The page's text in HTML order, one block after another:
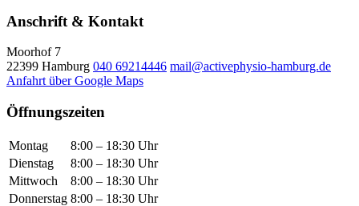
Anschrift & Kontakt
Moorhof 7
22399 Hamburg 040 69214446 mail@activephysio-hamburg.de
Anfahrt über Google Maps
Öffnungszeiten
Montag
8:00 – 18:30 Uhr
Dienstag
8:00 – 18:30 Uhr
Mittwoch
8:00 – 18:30 Uhr
Donnerstag 8:00 – 18:30 Uhr